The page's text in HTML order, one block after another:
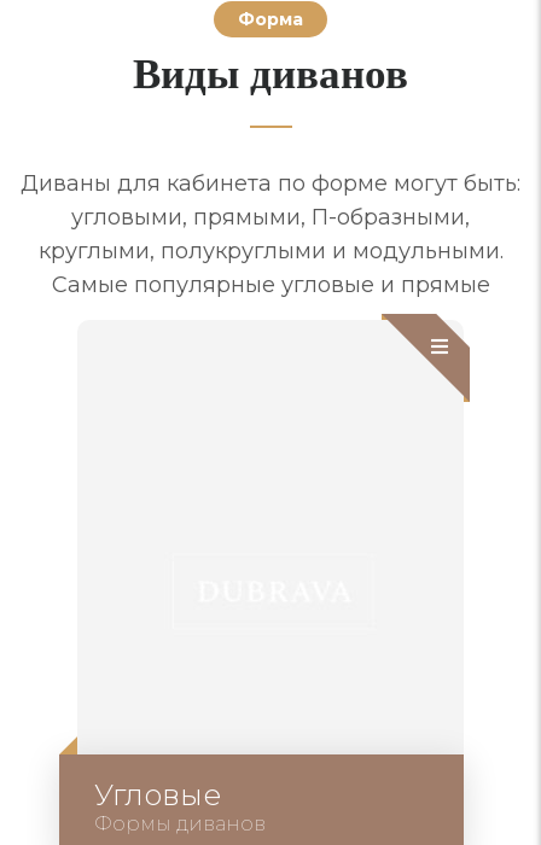
Форма
Виды диванов
Диваны для кабинета по форме могут быть:
угловыми, прямыми, П-образными,
круглыми, полукруглыми и модульными.
Самые популярные угловые и прямые
Угловые
Формы диванов